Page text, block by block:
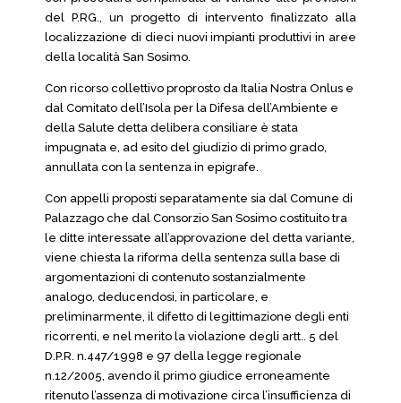
del P.RG., un progetto di intervento finalizzato alla
localizzazione di dieci nuovi impianti produttivi in aree
della località San Sosimo.
Con ricorso collettivo proprosto da Italia Nostra Onlus e
dal Comitato dell’Isola per la Difesa dell’Ambiente e
della Salute detta delibera consiliare è stata
impugnata e, ad esito del giudizio di primo grado,
annullata con la sentenza in epigrafe.
Con appelli proposti separatamente sia dal Comune di
Palazzago che dal Consorzio San Sosimo costituito tra
le ditte interessate all’approvazione del detta variante,
viene chiesta la riforma della sentenza sulla base di
argomentazioni di contenuto sostanzialmente
analogo, deducendosi, in particolare, e
preliminarmente, il difetto di legittimazione degli enti
ricorrenti, e nel merito la violazione degli artt.. 5 del
D.P.R. n.447/1998 e 97 della legge regionale
n.12/2005, avendo il primo giudice erroneamente
ritenuto l’assenza di motivazione circa l’insufficienza di